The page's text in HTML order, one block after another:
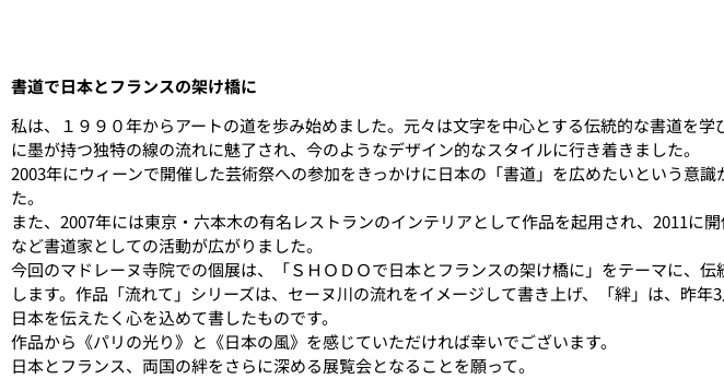
書道で日本とフランスの架け橋に
私は、１９９０年からアートの道を歩み始めました。元々は文字を中心とする伝統的な書道を
に墨が持つ独特の線の流れに魅了され、今のようなデザイン的なスタイルに行き着きました。
2003年にウィーンで開催した芸術祭への参加をきっかけに日本の「書道」を広めたいという意
た。
また、2007年には東京・六本木の有名レストランのインテリアとして作品を起用され、2011に
など書道家としての活動が広がりました。
今回のマドレーヌ寺院での個展は、「ＳＨＯＤＯで日本とフランスの架け橋に」をテーマに、
します。作品「流れて」シリーズは、セーヌ川の流れをイメージして書き上げ、「絆」は、昨
日本を伝えたく心を込めて書したものです。
作品から《パリの光り》と《日本の風》を感じていただければ幸いでございます。
日本とフランス、両国の絆をさらに深める展覧会となることを願って。